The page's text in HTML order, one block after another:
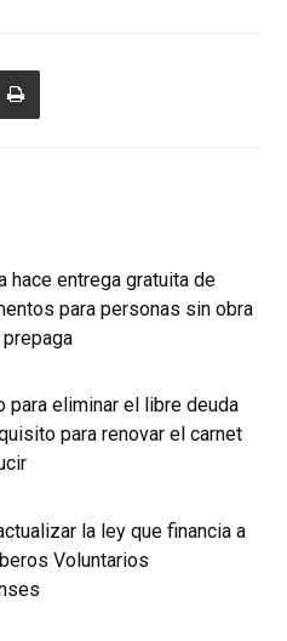
hace entrega gratuita de
para personas sin obra
para eliminar el libre deuda
para renovar el carnet
la ley que financia a
Voluntarios